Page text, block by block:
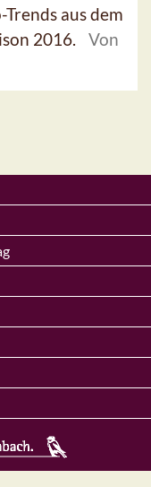
aus dem
2016.
Von